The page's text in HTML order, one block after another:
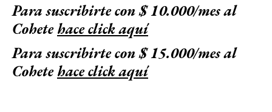
Para suscribirte con $ 10.000/mes al
Cohetehace click aquí
Para suscribirte con $ 15.000/mes al
Cohetehace click aquí